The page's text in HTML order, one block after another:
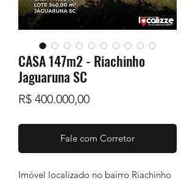
CASA 147m2 - Riachinho
Jaguaruna SC
R$ 400.000,00Preço
Fale com Corretor
Imóvel localizado no bairro Riachinho